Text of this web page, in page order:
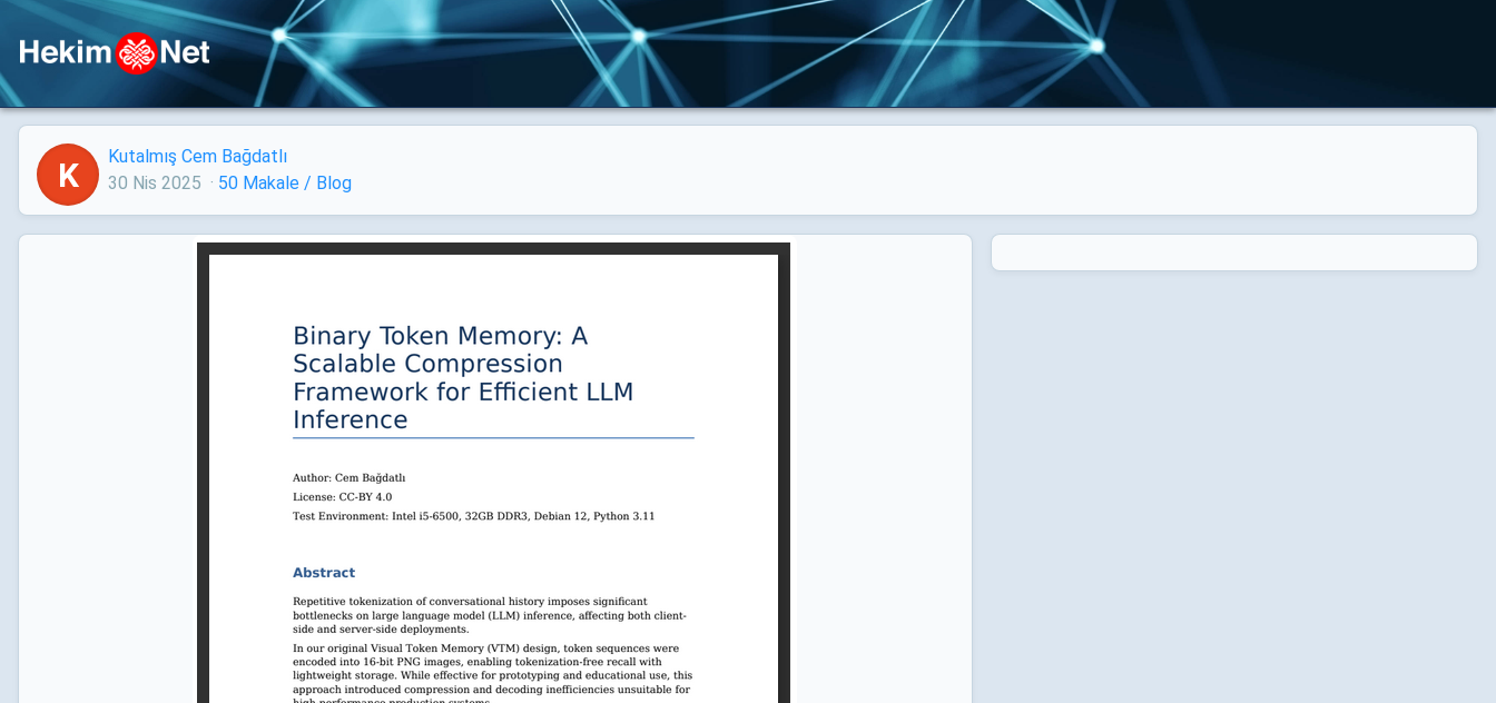
K
Kutalmış Cem Bağdatlı
30 Nis 2025 · 50 Makale / Blog